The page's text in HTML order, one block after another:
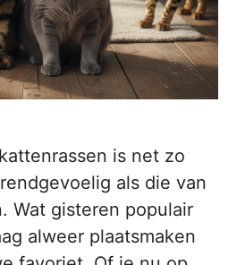
is net zo
als die van
Wat gisteren populair
alweer plaatsmaken